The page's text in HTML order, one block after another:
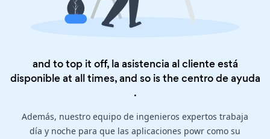
and to top it off, la asistencia al cliente está
disponible at all times, and so is thecentro de ayuda
.
Además, nuestro equipo de ingenieros expertos trabaja
día y noche para que las aplicaciones powr como su